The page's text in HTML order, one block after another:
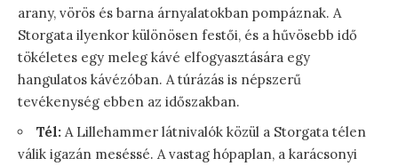
arany, vörös és barna árnyalatokban pompáznak. A
Storgata ilyenkor különösen festői, és a hűvösebb idő
tökéletes egy meleg kávé elfogyasztására egy
hangulatos kávézóban. A túrázás is népszerű
tevékenység ebben az időszakban.
Tél: A Lillehammer látnivalók közül a Storgata télen
válik igazán meséssé. A vastag hópaplan, a karácsonyi